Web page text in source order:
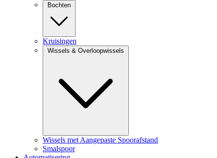
Bochten
Kruisingen
Wissels & Overloopwissels
Wissels met Aangepaste Spoorafstand
Smalspoor